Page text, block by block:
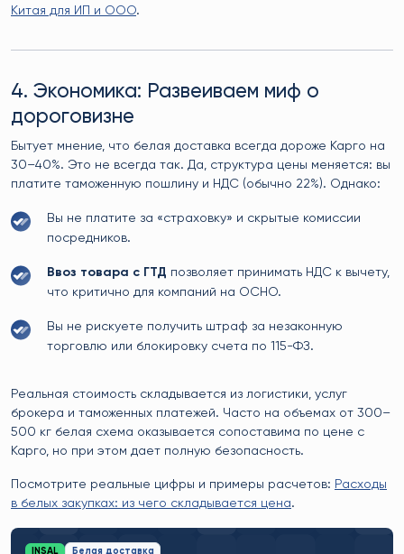
Китая для ИП и ООО.
4. Экономика: Развеиваем миф о
дороговизне
Бытует мнение, что белая доставка всегда дороже Карго на
30–40%. Это не всегда так. Да, структура цены меняется: вы
платите таможенную пошлину и НДС (обычно 22%). Однако:
Вы не платите за «страховку» и скрытые комиссии
посредников.
Ввоз товара с ГТД позволяет принимать НДС к вычету,
что критично для компаний на ОСНО.
Вы не рискуете получить штраф за незаконную
торговлю или блокировку счета по 115-ФЗ.
Реальная стоимость складывается из логистики, услуг
брокера и таможенных платежей. Часто на объемах от 300–
500 кг белая схема оказывается сопоставима по цене с
Карго, но при этом дает полную безопасность.
Посмотрите реальные цифры и примеры расчетов: Расходы
в белых закупках: из чего складывается цена.
INSAL Белая доставка